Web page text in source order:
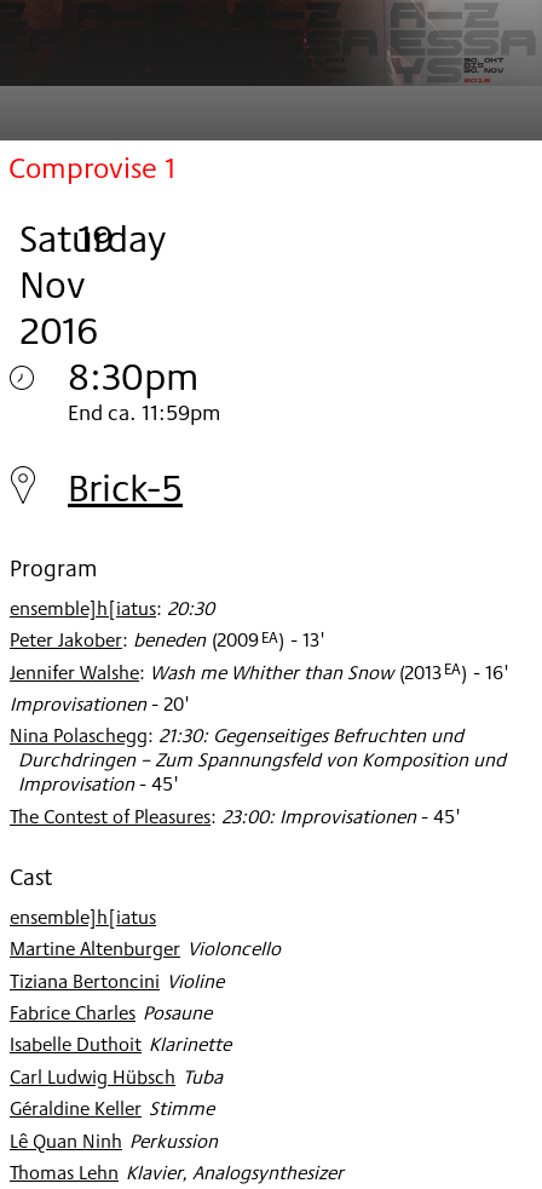
Comprovise 1
Saturday
, 19
.
Nov
2016
.
8:30pm
Saturday
19.
Nov
2016
End ca. 11:59pm
Brick-5
Program
ensemble]h[iatus: 20:30
Peter Jakober: beneden (2009EA) - 13'
Jennifer Walshe: Wash me Whither than Snow (2013EA) - 16'
Improvisationen- 20'
Nina Polaschegg: 21:30: Gegenseitiges Befruchten und
Durchdringen – Zum Spannungsfeld von Komposition und
Improvisation- 45'
The Contest of Pleasures: 23:00: Improvisationen- 45'
Cast
ensemble]h[iatus
Martine Altenburger
: Violoncello
Tiziana Bertoncini: Violine
Fabrice Charles
: Posaune
Isabelle Duthoit
: Klarinette
Carl Ludwig Hübsch: Tuba
Géraldine Keller
: Stimme
Lê Quan Ninh: Perkussion
Thomas Lehn: Klavier, Analogsynthesizer